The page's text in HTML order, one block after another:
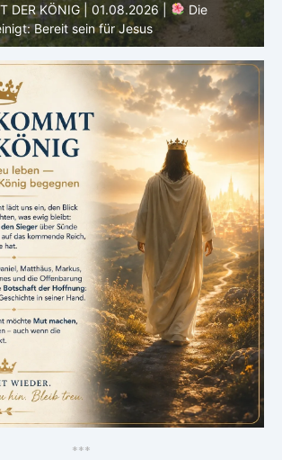
DER KÖNIG | 01.08.2026 | Einführung in
– Heiligung und Charakterbildung
***